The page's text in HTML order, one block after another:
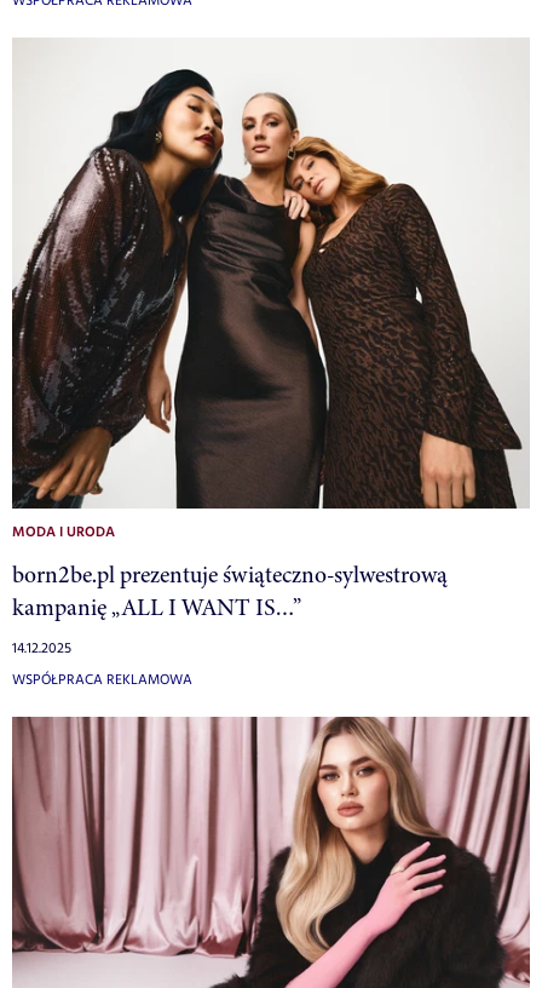
MODA I URODA
born2be.pl prezentuje świąteczno-sylwestrową
kampanię „ALL I WANT IS…”
14.12.2025
WSPÓŁPRACA REKLAMOWA